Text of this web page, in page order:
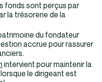
fonds sont perçus par
la trésorerie de la
du fondateur
accrue pour rassurer
intervient pour maintenir la
le dirigeant est